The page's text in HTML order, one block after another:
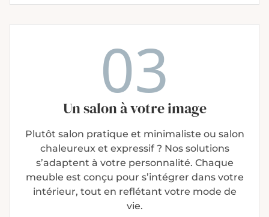
03
Un salonà votre image
Plutôt salon pratique et minimaliste ou salon
chaleureux et expressif ? Nos solutions
s’adaptent à votre personnalité. Chaque
meuble est conçu pour s’intégrer dans votre
intérieur, tout en reflétant votre mode de
vie.